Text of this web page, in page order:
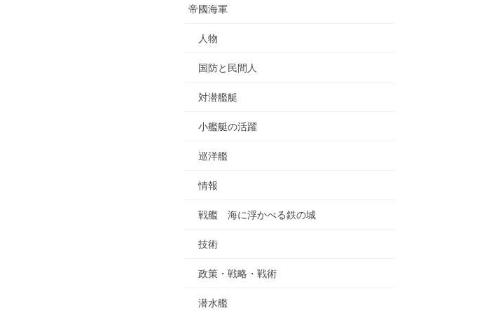
帝國海軍
人物
国防と民間人
対潜艦艇
小艦艇の活躍
巡洋艦
情報
戦艦 海に浮かべる鉄の城
技術
政策・戦略・戦術
潜水艦